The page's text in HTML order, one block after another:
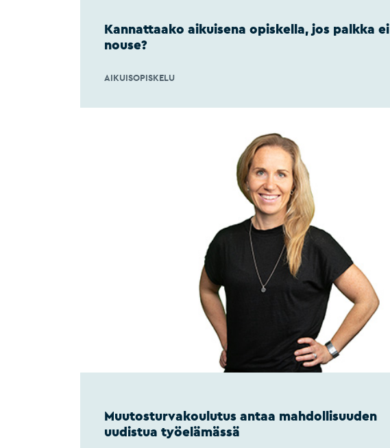
Kannattaako aikuisena opiskella, jos palkka ei
nouse?
AIKUISOPISKELU
Muutosturvakoulutus antaa mahdollisuuden
uudistua työelämässä